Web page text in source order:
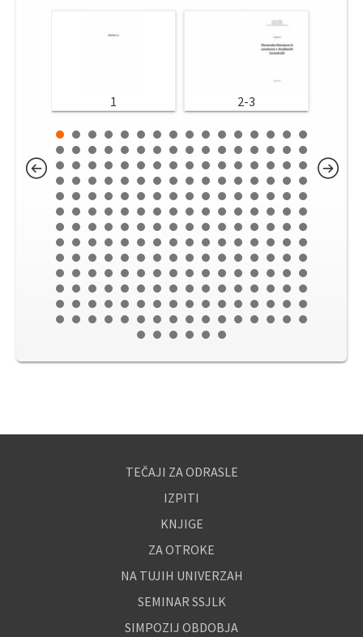
1 2-3
TEČAJI ZA ODRASLE
IZPITI
KNJIGE
ZA OTROKE
NA TUJIH UNIVERZAH
SEMINAR SSJLK
SIMPOZIJ OBDOBJA